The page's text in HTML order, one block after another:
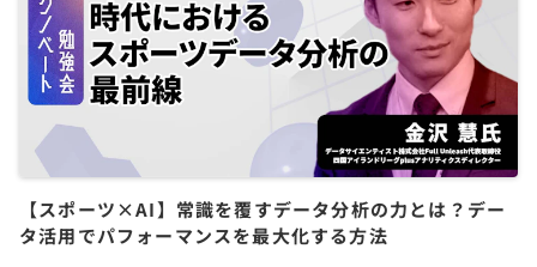
【スポーツ×AI】常識を覆すデータ分析の力とは？デー
タ活用でパフォーマンスを最大化する方法